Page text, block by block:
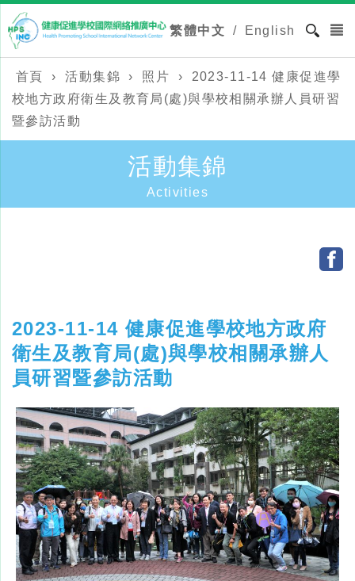
繁體中文 / English
首頁 › 活動集錦 › 照片 ›
2023-11-14 健康促進學
校地方政府衛生及教育局(處)與學校相關承辦人員研習
暨參訪活動
活動集錦
Activities
2023-11-14 健康促進學校地方政府
衛生及教育局(處)與學校相關承辦人
員研習暨參訪活動